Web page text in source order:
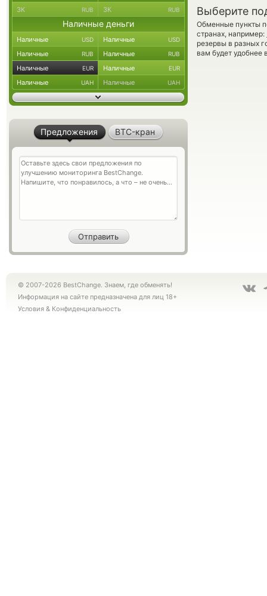
Выберите
Обменные пункты
странах, например:
резервы в разных
вам будет удобнее
ЗК RUB ЗК RUB
Наличные деньги
Наличные USD Наличные USD
Наличные RUB Наличные RUB
Наличные EUR Наличные EUR
Наличные UAH Наличные UAH
Предложения BTC-кран
© 2007-2026 BestChange. Знаем, где обменять!
Информация на сайте предназначена для лиц 18+
Условия & Конфиденциальность